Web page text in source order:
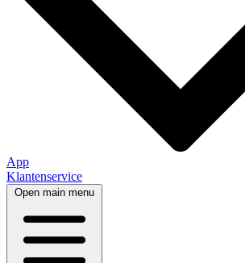
App
Klantenservice
Open main menu